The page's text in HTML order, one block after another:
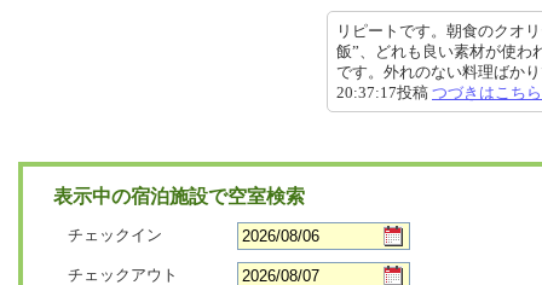
リピートです。朝食のクオ
飯”、どれも良い素材が使わ
です。外れのない料理ばか
20:37:17投稿 つづきはこちら
表示中の宿泊施設で空室検索
チェックイン
チェックアウト